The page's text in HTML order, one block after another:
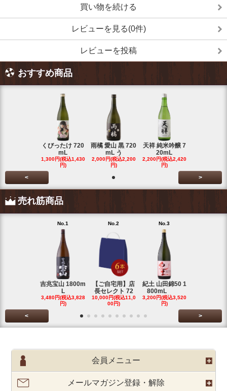
買い物を続ける
レビューを見る(0件)
レビューを投稿
おすすめ商品
くびったけ 720
mL
1,300円(税込1,430
円)
雨橘 愛山 黒 720
mL う
2,000円(税込2,200
円)
天祥 純米吟醸 7
20mL
2,200円(税込2,420
円)
< >
売れ筋商品
No.1
吉兆宝山 1800m
L
3,480円(税込3,828
円)
No.2
【ご自宅用】店
長セレクト 72
10,000円(税込11,0
00円)
No.3
紀土 山田錦50 1
800mL
3,200円(税込3,520
円)
< >
会員メニュー
メールマガジン登録・解除